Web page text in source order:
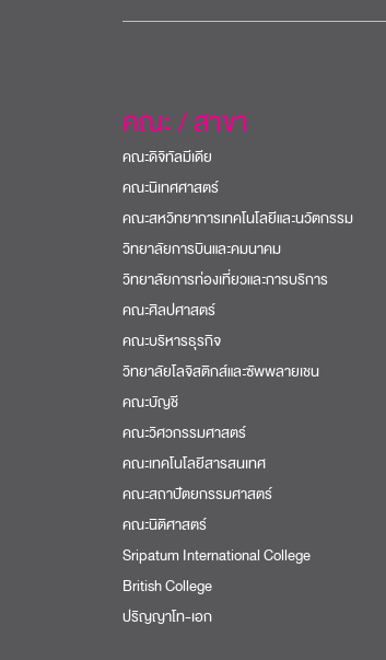
คณะ / สาขา
คณะดิจิทัลมีเดีย
คณะนิเทศศาสตร์
คณะสหวิทยาการเทคโนโลยีและนวัตกรรม
วิทยาลัยการบินและคมนาคม
วิทยาลัยการท่องเที่ยวและการบริการ
คณะศิลปศาสตร์
คณะบริหารธุรกิจ
วิทยาลัยโลจิสติกส์และซัพพลายเชน
คณะบัญชี
คณะวิศวกรรมศาสตร์
คณะเทคโนโลยีสารสนเทศ
คณะสถาปัตยกรรมศาสตร์
คณะนิติศาสตร์
Sripatum International College
British College
ปริญญาโท-เอก